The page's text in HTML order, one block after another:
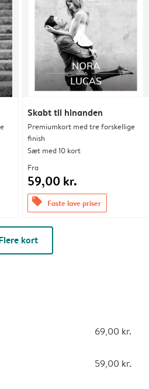
Skabt til hinanden
Premiumkort med tre forskellige
finish
Sæt med 10 kort
Fra
59,00 kr.
offers Faste lave priser
kort
69,00 kr.
59,00 kr.